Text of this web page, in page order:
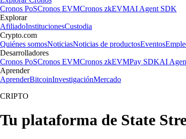
Cronos PoSCronos EVMCronos zkEVMAI Agent SDK
Explorar
AfiliadoInstitucionesCustodia
Crypto.com
Quiénes somosNoticiasNoticias de productosEventos
Desarrolladores
Cronos PoSCronos EVMCronos zkEVMPay SDKAI
Aprender
AprenderBitcoinInvestigaciónMercado
CRIPTO
Tu plataforma de State